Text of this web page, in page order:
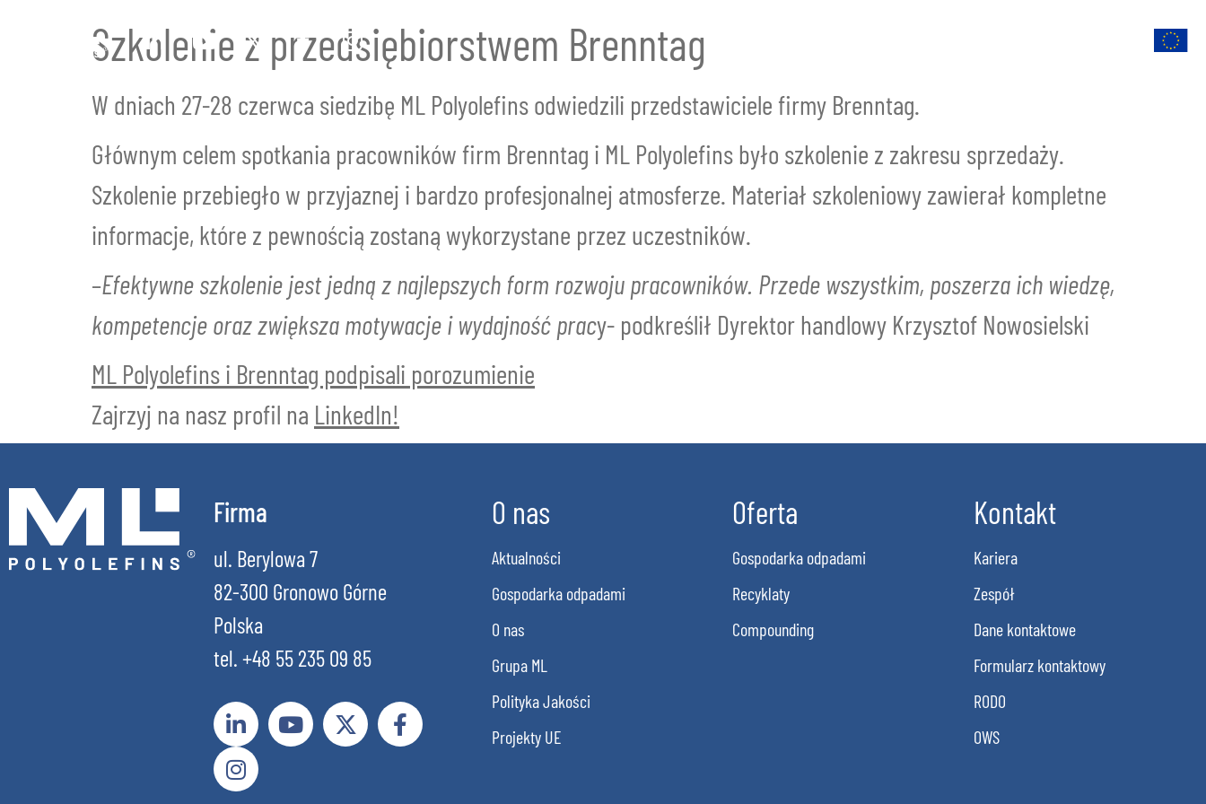
Szkolenie z przedsiębiorstwem Brenntag
W dniach 27-28 czerwca siedzibę ML Polyolefins odwiedzili przedstawiciele firmy Brenntag.
Głównym celem spotkania pracowników firm Brenntag i ML Polyolefins było szkolenie z zakresu sprzedaży.
Szkolenie przebiegło w przyjaznej i bardzo profesjonalnej atmosferze. Materiał szkoleniowy zawierał kompletne
informacje, które z pewnością zostaną wykorzystane przez uczestników.
–Efektywne szkolenie jest jedną z najlepszych form rozwoju pracowników. Przede wszystkim, poszerza ich wiedzę,
kompetencje oraz zwiększa motywacje i wydajność pracy- podkreślił Dyrektor handlowy Krzysztof Nowosielski
ML Polyolefins i Brenntag podpisali porozumienie
Zajrzyj na nasz profil na LinkedIn!
Firma
ul. Berylowa 7
82-300 Gronowo Górne
Polska
tel. +48 55 235 09 85
O nas
Aktualności
Gospodarka odpadami
O nas
Grupa ML
Polityka Jakości
Projekty UE
Oferta
Gospodarka odpadami
Recyklaty
Compounding
Kontakt
Kariera
Zespół
Dane kontaktowe
Formularz kontaktowy
RODO
OWS